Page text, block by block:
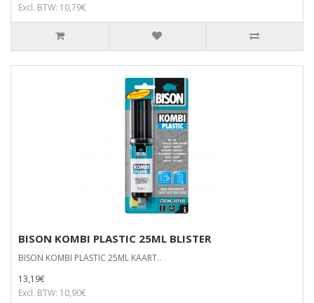
Excl. BTW: 10,79€
BISON KOMBI PLASTIC 25ML BLISTER
BISON KOMBI PLASTIC 25ML KAART..
13,19€
Excl. BTW: 10,90€